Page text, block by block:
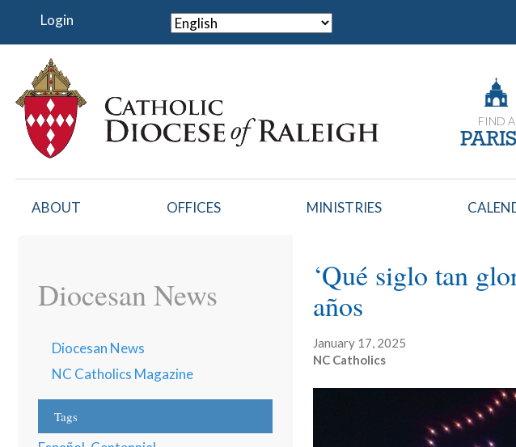
content
Login
FIND A
ABOUT OFFICES MINISTRIES
Diocesan News
Diocesan News
NC Catholics Magazine
Tags
‘Qué siglo tan
años
January 17, 2025
NC Catholics